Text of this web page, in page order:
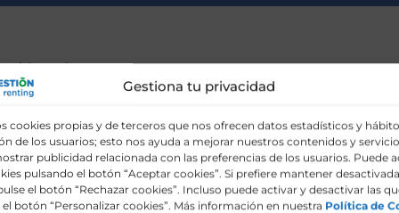
Gestiona tu privacidad
cookies propias y de terceros que nos ofrecen datos estadísticos y
de los usuarios; esto nos ayuda a mejorar nuestros contenidos y
publicidad relacionada con las preferencias de los usuarios. Puede
pulsando el botón “Aceptar cookies”. Si prefiere mantener
el botón “Rechazar cookies”. Incluso puede activar y desactivar las
botón “Personalizar cookies”. Más información en nuestra Política de
airbag de
con